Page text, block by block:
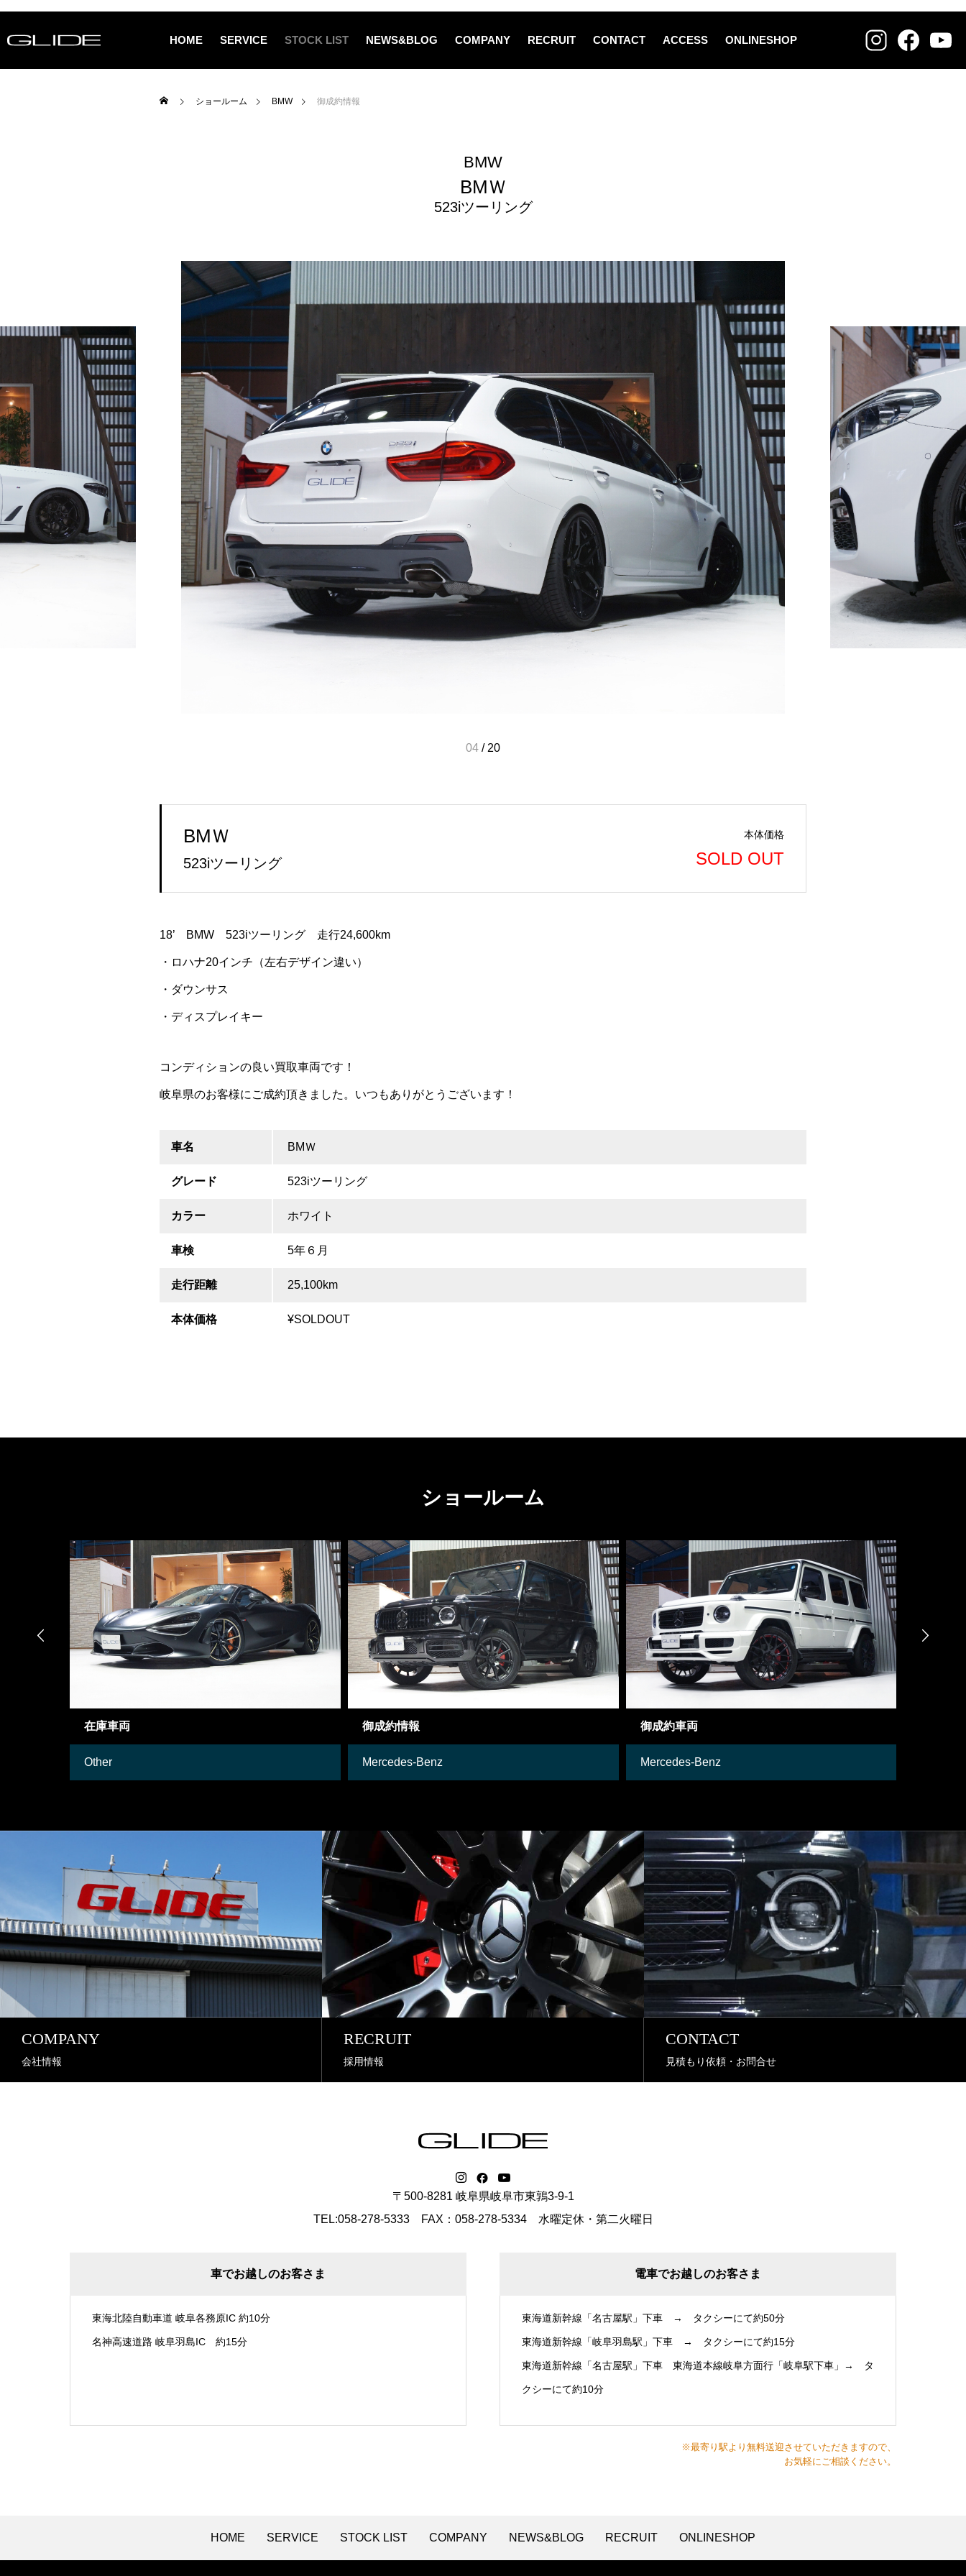
HOME SERVICE STOCK LIST NEWS&BLOG COMPANY RECRUIT CONTACT ACCESS ONLINESHOP
ショールーム BMW 御成約情報
BMW
BMＷ
523iツーリング
04 / 20
BMＷ
523iツーリング
本体価格
SOLD OUT
18’ BMW 523iツーリング 走行24,600km
・ロハナ20インチ（左右デザイン違い）
・ダウンサス
・ディスプレイキー
コンディションの良い買取車両です！
岐阜県のお客様にご成約頂きました。いつもありがとうございます！
車名 BMＷ
グレード 523iツーリング
カラー ホワイト
車検 5年６月
走行距離 25,100km
本体価格 ¥SOLDOUT
ショールーム
御成約情報
Mercedes-Benz
御成約車両
Mercedes-Benz
在庫車両
Lamborghini
 
COMPANY
会社情報
RECRUIT
採用情報
CONTACT
見積もり依頼・お問合せ
〒500-8281 岐阜県岐阜市東鶉3-9-1
TEL:058-278-5333 FAX：058-278-5334 水曜定休・第二火曜日
車でお越しのお客さま
東海北陸自動車道 岐阜各務原IC 約10分
名神高速道路 岐阜羽島IC 約15分
電車でお越しのお客さま
東海道新幹線「名古屋駅」下車 → タクシーにて約50分
東海道新幹線「岐阜羽島駅」下車 → タクシーにて約15分
東海道新幹線「名古屋駅」下車 東海道本線岐阜方面行「岐阜駅下車」→ タ
クシーにて約10分
※最寄り駅より無料送迎させていただきますので、
お気軽にご相談ください。
HOME SERVICE STOCK LIST COMPANY NEWS&BLOG RECRUIT ONLINESHOP